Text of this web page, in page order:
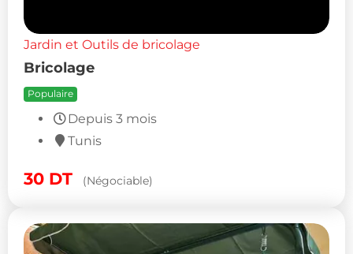
Jardin et Outils de bricolage
Bricolage
Populaire
Depuis 3 mois
Tunis
30 DT (Négociable)